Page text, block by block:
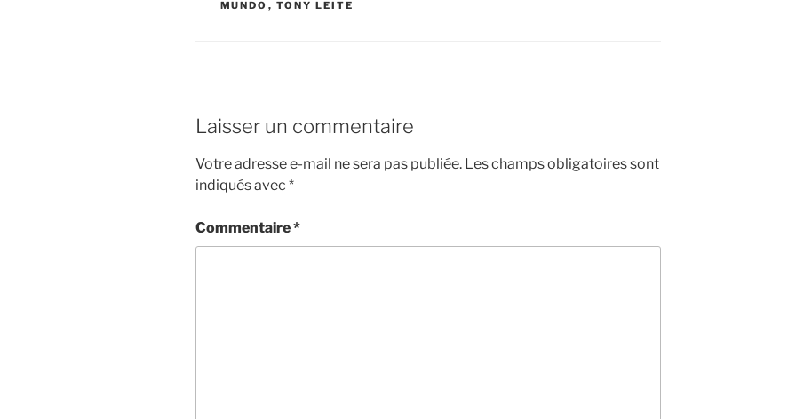
MUNDO , TONY LEITE
Laisser un commentaire
Votre adresse e-mail ne sera pas publiée. Les champs obligatoires sont
indiqués avec *
Commentaire*